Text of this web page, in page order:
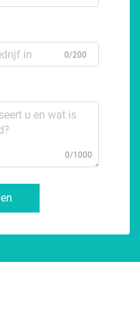
0/200
0/1000